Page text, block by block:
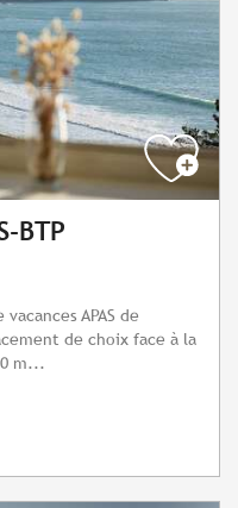
BTP
APAS de
de choix face à la
m...